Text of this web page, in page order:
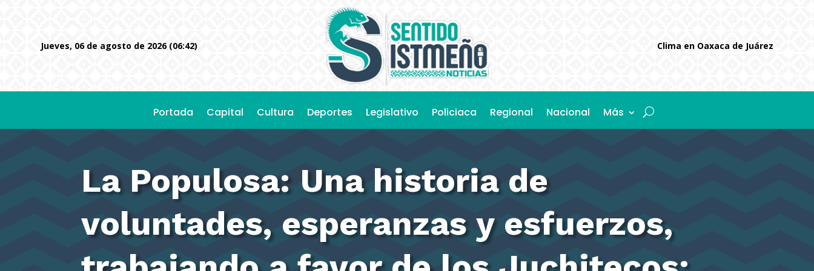
jueves, 06 de agosto de 2026 (06:42) Clima en Oaxaca de Juárez
Portada Capital Cultura Deportes Legislativo Policiaca Regional Nacional Más
La Populosa: Una historia de
voluntades, esperanzas y esfuerzos,